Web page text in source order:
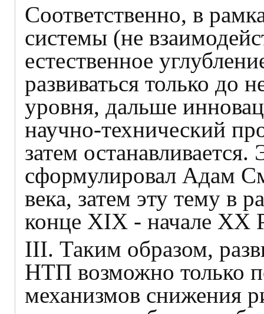
Соответственно, в
системы (не
естественное
развиваться только до
уровня, дальше
научно-технический
затем останавливается.
сформулировал Адам
века, затем эту тему в
конце XIX - начале XX
III. Таким образом,
НТП возможно только
механизмов снижения